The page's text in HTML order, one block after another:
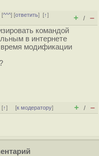
[^^^] [ответить][↑]
+ / –
командой
в интернете
модификации
[↑] [к модератору] + / –